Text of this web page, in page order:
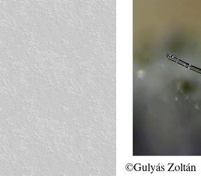
©Gulyás Zoltán